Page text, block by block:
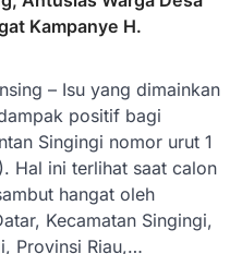
Kampanye H.
– Isu yang dimainkan
positif bagi
Singingi nomor urut 1
Hal ini terlihat saat calon
hangat oleh
Kecamatan Singingi,
Provinsi Riau,…